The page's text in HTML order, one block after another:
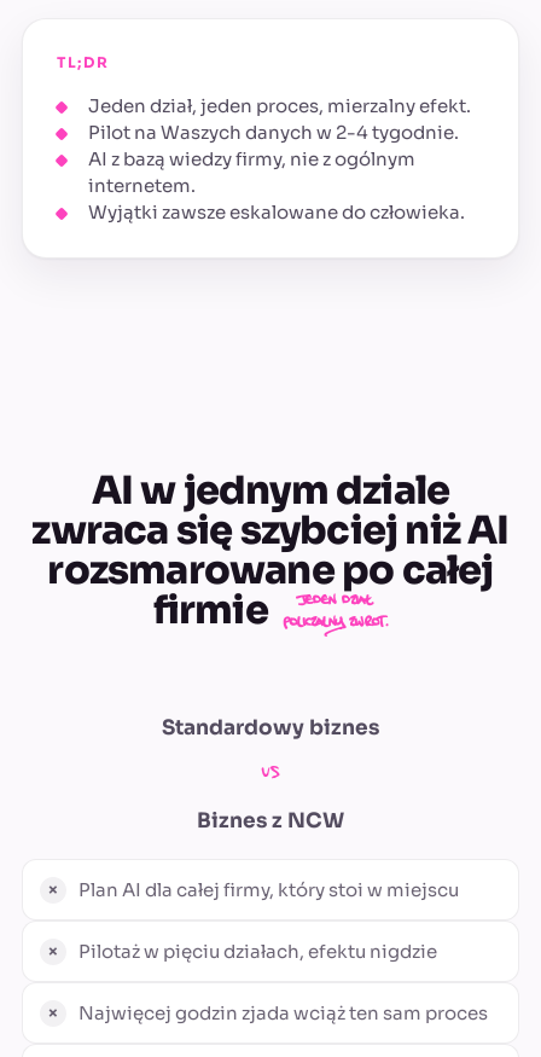
TL;DR
Jeden dział, jeden proces, mierzalny efekt.
Pilot na Waszych danych w 2-4 tygodnie.
AI z bazą wiedzy firmy, nie z ogólnym
internetem.
Wyjątki zawsze eskalowane do człowieka.
AI w jednym dziale
zwraca się szybciej niż AI
rozsmarowane po całej
firmie
Jeden dział.
Policzalny zwrot.
Standardowy biznes
vs
Biznes z NCW
Plan AI dla całej firmy, który stoi w miejscu
Pilotaż w pięciu działach, efektu nigdzie
Najwięcej godzin zjada wciąż ten sam proces